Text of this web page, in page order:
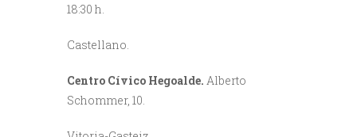
18:30 h.
Castellano.
Centro Cívico Hegoalde. Alberto
Schommer, 10.